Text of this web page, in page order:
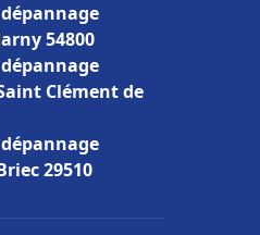
54800
Clément de
29510